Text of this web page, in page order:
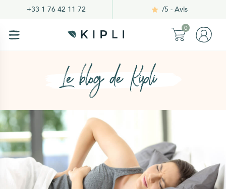
+33 1 76 42 11 72 /5 - Avis
0